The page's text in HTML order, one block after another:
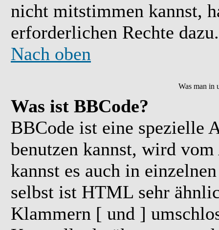
nicht mitstimmen kannst,
erforderlichen Rechte dazu.
Nach oben
Was man in
Was ist BBCode?
BBCode ist eine spezielle
benutzen kannst, wird
kannst es auch in
selbst ist HTML sehr
Klammern [ und ]